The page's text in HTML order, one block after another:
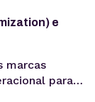
e
marcas
para